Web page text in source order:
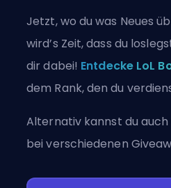
Jetzt, wo du was Neues
wird’s Zeit, dass du
dir dabei! Entdecke LoL
dem Rank, den du
Alternativ kannst du auch
bei verschiedenen